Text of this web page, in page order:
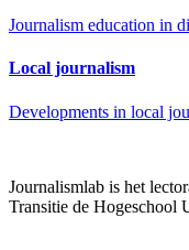
Journalism education in
Local journalism
Developments in local
Journalismlab is het
Transitie de Hogeschool